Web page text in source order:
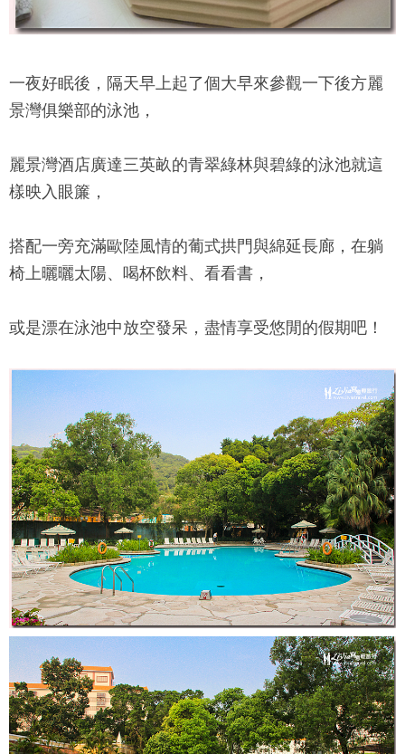
一夜好眠後，隔天早上起了個大早來參觀一下後方麗
景灣俱樂部的泳池，
麗景灣酒店廣達三英畝的青翠綠林與碧綠的泳池就這
樣映入眼簾，
搭配一旁充滿歐陸風情的葡式拱門與綿延長廊，在躺
椅上曬曬太陽、喝杯飲料、看看書，
或是漂在泳池中放空發呆，盡情享受悠閒的假期吧！